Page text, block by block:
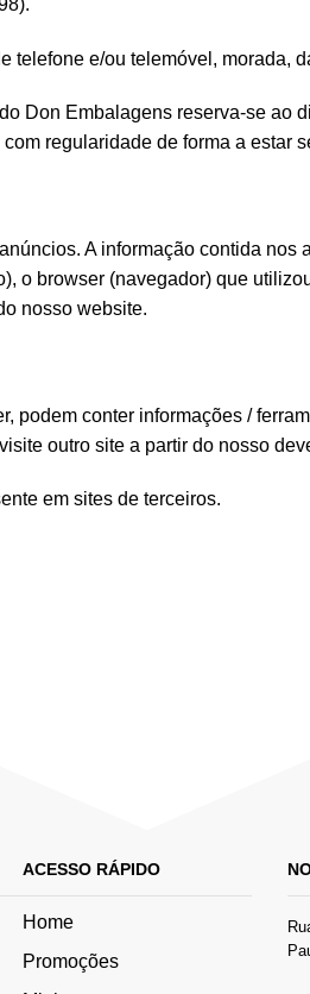
e/ou telemóvel, morada,
Don Embalagens reserva-se ao
regularidade de forma a estar
A informação contida nos
o browser (navegador) que
nosso website.
conter informações /
outro site a partir do nosso
em sites de terceiros.
ACESSO RÁPIDO
Home
Promoções